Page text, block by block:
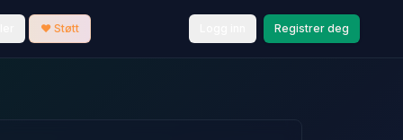
❤️ Støtt Registrer deg